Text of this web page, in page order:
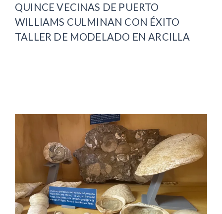
QUINCE VECINAS DE PUERTO
WILLIAMS CULMINAN CON ÉXITO
TALLER DE MODELADO EN ARCILLA